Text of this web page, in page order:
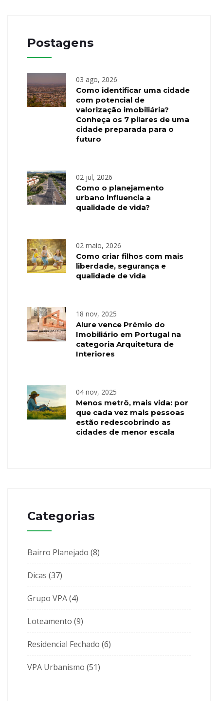
Postagens
03 ago, 2026
Como identificar uma cidade
com potencial de
valorização imobiliária?
Conheça os 7 pilares de uma
cidade preparada para o
futuro
02 jul, 2026
Como o planejamento
urbano influencia a
qualidade de vida?
02 maio, 2026
Como criar filhos com mais
liberdade, segurança e
qualidade de vida
18 nov, 2025
Alure vence Prémio do
Imobiliário em Portugal na
categoria Arquitetura de
Interiores
04 nov, 2025
Menos metrô, mais vida: por
que cada vez mais pessoas
estão redescobrindo as
cidades de menor escala
Categorias
Bairro Planejado (8)
Dicas (37)
Grupo VPA(4)
Loteamento (9)
Residencial Fechado (6)
VPA Urbanismo (51)